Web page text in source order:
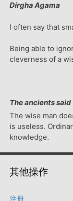
Dirgha Agama
I often say that
Being able to
cleverness of a
The ancients said
The wise man
is useless.
knowledge.
其他操作
注册